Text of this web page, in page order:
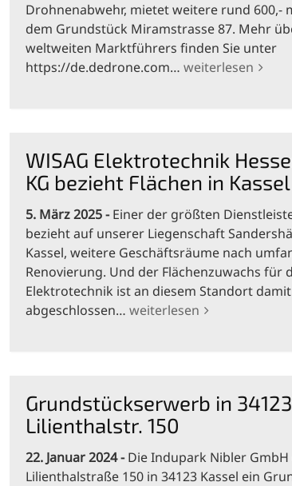
Drohnenabwehr, mietet weitere rund 600,-
dem Grundstück Miramstrasse 87. Mehr
weltweiten Marktführers finden Sie unter
https://de.dedrone.com… weiterlesen
WISAG Elektrotechnik
KG bezieht Flächen in Kassel
5. März 2025
Einer der größten
bezieht auf unserer Liegenschaft
Kassel, weitere Geschäftsräume nach
Renovierung. Und der Flächenzuwachs für
Elektrotechnik ist an diesem Standort
abgeschlossen… weiterlesen
Grundstückserwerb in
Lilienthalstr. 150
22. Januar 2024
Die Indupark Nibler
Lilienthalstraße 150 in 34123 Kassel ein